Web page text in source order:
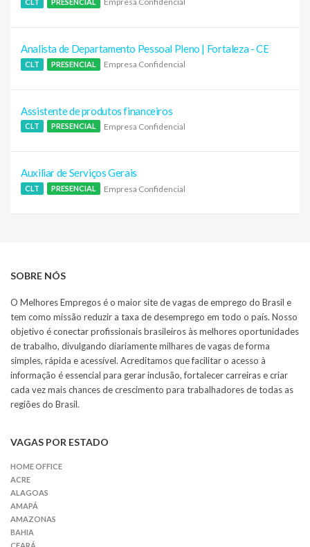
Analista de Departamento Pessoal Pleno | Fortaleza - CE
CLT PRESENCIAL Empresa Confidencial
Assistente de produtos financeiros
CLT PRESENCIAL Empresa Confidencial
Auxiliar de Serviços Gerais
CLT PRESENCIAL Empresa Confidencial
SOBRE NÓS
O Melhores Empregos é o maior site de vagas de emprego do Brasil e
tem como missão reduzir a taxa de desemprego em todo o país. Nosso
objetivo é conectar profissionais brasileiros às melhores oportunidades
de trabalho, divulgando diariamente milhares de vagas de forma
simples, rápida e acessível. Acreditamos que facilitar o acesso à
informação é essencial para gerar inclusão, fortalecer carreiras e criar
cada vez mais chances de crescimento para trabalhadores de todas as
regiões do Brasil.
VAGAS POR ESTADO
HOME OFFICE
ACRE
ALAGOAS
AMAPÁ
AMAZONAS
BAHIA